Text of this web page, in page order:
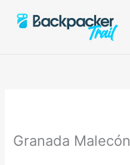
Inhalt
springen
Granada Malecón